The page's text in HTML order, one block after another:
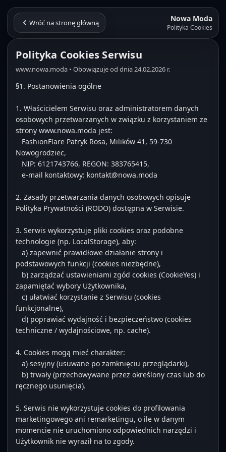
Wróć na stronę główną Nowa Moda
Polityka Cookies
Polityka Cookies Serwisu
www.nowa.moda • Obowiązuje od dnia 24.02.2026 r.
§1. Postanowienia ogólne
1. Właścicielem Serwisu oraz administratorem danych
osobowych przetwarzanych w związku z korzystaniem ze
strony www.nowa.moda jest:
Nowogrodziec,
2. Zasady przetwarzania danych osobowych opisuje
Polityka Prywatności (RODO) dostępna w Serwisie.
3. Serwis wykorzystuje pliki cookies oraz podobne
technologie (np. LocalStorage), aby:
podstawowych funkcji (cookies niezbędne),
zapamiętać wybory Użytkownika,
funkcjonalne),
techniczne / wydajnościowe, np. cache).
4. Cookies mogą mieć charakter:
ręcznego usunięcia).
5. Serwis nie wykorzystuje cookies do profilowania
marketingowego ani remarketingu, o ile w danym
momencie nie uruchomiono odpowiednich narzędzi i
Użytkownik nie wyraził na to zgody.